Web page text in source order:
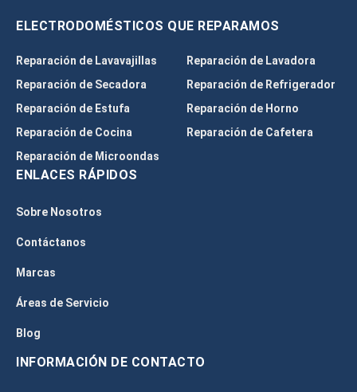
ELECTRODOMÉSTICOS QUE REPARAMOS
Reparación de Lavavajillas
Reparación de Lavadora
Reparación de Secadora
Reparación de Refrigerador
Reparación de Estufa
Reparación de Horno
Reparación de Cocina
Reparación de Cafetera
Reparación de Microondas
ENLACES RÁPIDOS
Sobre Nosotros
Contáctanos
Marcas
Áreas de Servicio
Blog
INFORMACIÓN DE CONTACTO